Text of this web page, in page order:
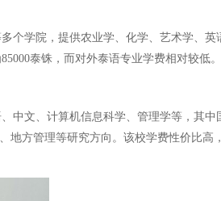
个学院，提供农业学、化学、艺术学、英
泰铢，而对外泰语专业学费相对较低。
中文、计算机信息科学、管理学等，其中
地方管理等研究方向。该校学费性价比高